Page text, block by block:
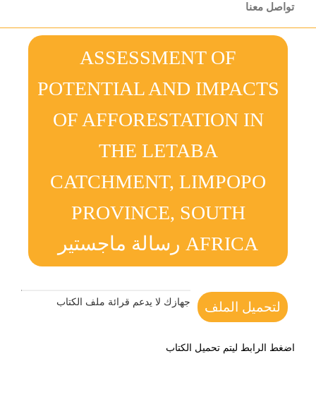
تواصل معنا
ASSESSMENT OF
POTENTIAL AND IMPACTS
OF AFFORESTATION IN
THE LETABA
CATCHMENT, LIMPOPO
PROVINCE, SOUTH
AFRICA رسالة ماجستير
لتحميل الملف جهازك لا يدعم قرائة ملف الكتاب
اضغط الرابط ليتم تحميل الكتاب